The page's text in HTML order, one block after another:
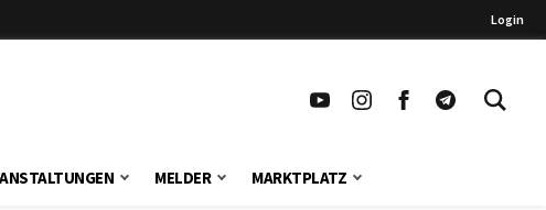
Login
MELDER MARKTPLATZ